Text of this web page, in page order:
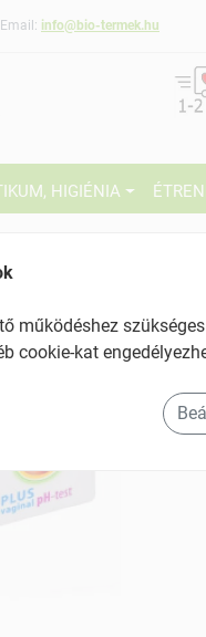
Email: info@bio-termek.hu
HIGIÉNIA
működéshez
cookie-kat